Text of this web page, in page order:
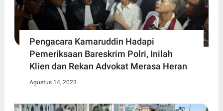
Pengacara Kamaruddin Hadapi
Pemeriksaan Bareskrim Polri, Inilah
Klien dan Rekan Advokat Merasa Heran
Agustus 14, 2023